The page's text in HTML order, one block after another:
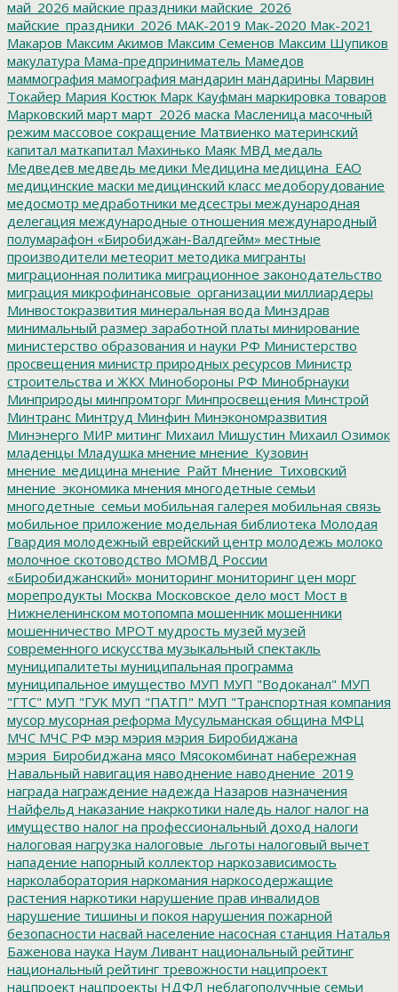
май_2026 майские праздники майские_2026
майские_праздники_2026 МАК-2019 Мак-2020 Мак-2021
Макаров Максим Акимов Максим Семенов Максим Шупиков
макулатура Мама-предприниматель Мамедов
маммография мамография мандарин мандарины Марвин
Токайер Мария Костюк Марк Кауфман маркировка товаров
Марковский март март_2026 маска Масленица масочный
режим массовое сокращение Матвиенко материнский
капитал маткапитал Махинько Маяк МВД медаль
Медведев медведь медики Медицина медицина_ЕАО
медицинские маски медицинский класс медоборудование
медосмотр медработники медсестры международная
делегация международные отношения международный
полумарафон «Биробиджан-Валдгейм» местные
производители метеорит методика мигранты
миграционная политика миграционное законодательство
миграция микрофинансовые_организации миллиардеры
Минвостокразвития минеральная вода Минздрав
минимальный размер заработной платы минирование
министерство образования и науки РФ Министерство
просвещения министр природных ресурсов Министр
строительства и ЖКХ Минобороны РФ Минобрнауки
Минприроды минпромторг Минпросвещения Минстрой
Минтранс Минтруд Минфин Минэкономразвития
Минэнерго МИР митинг Михаил Мишустин Михаил Озимок
младенцы Младушка мнение мнение_Кузовин
мнение_медицина мнение_Райт Мнение_Тиховский
мнение_экономика мнения многодетные семьи
многодетные_семьи мобильная галерея мобильная связь
мобильное приложение модельная библиотека Молодая
Гвардия молодежный еврейский центр молодежь молоко
молочное скотоводство МОМВД России
«Биробиджанский» мониторинг мониторинг цен морг
морепродукты Москва Московское дело мост Мост в
Нижнеленинском мотопомпа мошенник мошенники
мошенничество МРОТ мудрость музей музей
современного искусства музыкальный спектакль
муниципалитеты муниципальная программа
муниципальное имущество МУП МУП "Водоканал" МУП
"ГТС" МУП "ГУК МУП "ПАТП" МУП "Транспортная компания
мусор мусорная реформа Мусульманская община МФЦ
МЧС МЧС РФ мэр мэрия мэрия Биробиджана
мэрия_Биробиджана мясо Мясокомбинат набережная
Навальный навигация наводнение наводнение_2019
награда награждение надежда Назаров назначения
Найфельд наказание накркотики наледь налог налог на
имущество налог на профессиональный доход налоги
налоговая нагрузка налоговые_льготы налоговый вычет
нападение напорный коллектор наркозависимость
нарколаборатория наркомания наркосодержащие
растения наркотики нарушение прав инвалидов
нарушение тишины и покоя нарушения пожарной
безопасности насвай население насосная станция Наталья
Баженова наука Наум Ливант национальный рейтинг
национальный рейтинг тревожности наципроект
нацпроект нацпроекты НДФЛ неблагополучные семьи